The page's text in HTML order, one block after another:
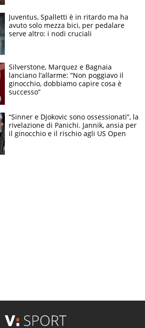
Juventus, Spalletti è in ritardo ma ha
avuto solo mezza bici, per pedalare
serve altro: i nodi cruciali
Silverstone, Marquez e Bagnaia
lanciano l’allarme: “Non poggiavo il
ginocchio, dobbiamo capire cosa è
successo”
“Sinner e Djokovic sono ossessionati”, la
rivelazione di Panichi. Jannik, ansia per
il ginocchio e il rischio agli US Open